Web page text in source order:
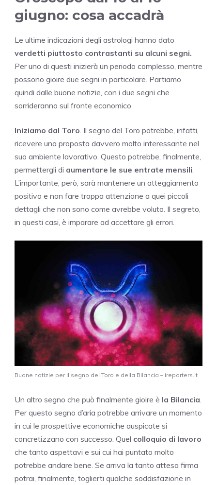
giugno: cosa accadrà
Le ultime indicazioni degli astrologi hanno dato
verdetti piuttosto contrastanti su alcuni segni.
Per uno di questi inizierà un periodo complesso, mentre
possono gioire due segni in particolare. Partiamo
quindi dalle buone notizie, con i due segni che
sorrideranno sul fronte economico.
Iniziamo dal Toro . Il segno del Toro potrebbe, infatti,
ricevere una proposta davvero molto interessante nel
suo ambiente lavorativo. Questo potrebbe, finalmente,
permettergli di aumentare le sue entrate mensili
L’importante, però, sarà mantenere un atteggiamento
positivo e non fare troppa attenzione a quei piccoli
dettagli che non sono come avrebbe voluto. Il segreto,
in questi casi, è imparare ad accettare gli errori.
Buone notizie per il segno del Toro e della Bilancia – ireporters.it
Un altro segno che può finalmente gioire è la Bilancia.
Per questo segno d’aria potrebbe arrivare un momento
in cui le prospettive economiche auspicate si
concretizzano con successo. Quel colloquio di lavoro
che tanto aspettavi e sui cui hai puntato molto
potrebbe andare bene. Se arriva la tanto attesa firma
potrai, finalmente, toglierti qualche soddisfazione in